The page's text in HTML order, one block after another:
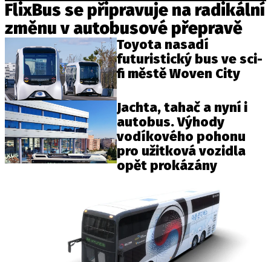
Provozovatelem serveru autoroad.cz je
INCORP MEDIA GROUP s.r.o., IČ: 118 23 054
FlixBus se připravuje na radikální
změnu v autobusové přepravě
Toyota nasadí
futuristický bus ve sci-
fi městě Woven City
Jachta, tahač a nyní i
autobus. Výhody
vodíkového pohonu
pro užitková vozidla
opět prokázány